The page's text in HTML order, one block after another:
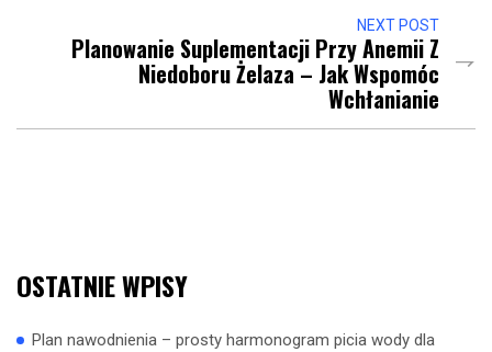
NEXT POST
Planowanie Suplementacji Przy Anemii Z
Niedoboru Żelaza – Jak Wspomóc
Wchłanianie
OSTATNIE WPISY
Plan nawodnienia – prosty harmonogram picia wody dla